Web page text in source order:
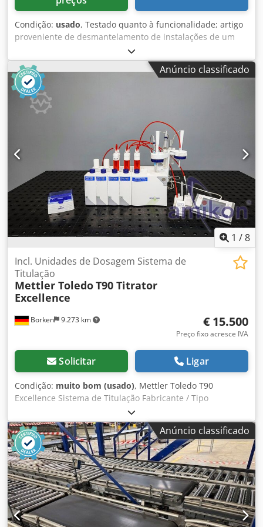
Condição: usado, Testado quanto à funcionalidade; artigo
proveniente de desmantelamento de instalações de um
fornecedor da indústria automóvel. Fabricante: Mettler
Toledo Modelo: IMPGI0015K4-2H-SA Dwedszgbz Hepfx Ab
Ssa Função: Célula de carga de precisão para aplicações
industriais Princípio de medição: Strain gauge (gauge de
deformação) Material: Aço inoxidável Classe de proteção:
IP68 Sinal de saída: Milivolt por Volt (mV/V) Tensão de
alimentação: 5–12 V DC Tipo de ligação: 4 fios Aplicação:
Balanças de plataforma, sistemas de dosagem e
enchimento
Anúncio classificado
1 /8
Borken 9.273 km
Incl. Unidades de Dosagem Sistema de
Titulação
Mettler ToledoT90 Titrator
Excellence
€ 15.500
Preço fixo acresce IVA
Solicitar Ligar
Condição: muito bom (usado), Mettler Toledo T90
Excellence Sistema de Titulação Fabricante / Tipo
Fabricante: Mettler Toledo Modelo: T90 Excellence Tipo de
equipamento: Sistema de titulação automática / Titulador
Fabricado na Suíça Descrição Sistema de titulação
automática usado da série Excellence da Mettler Toledo. O
sistema é adequado para análises laboratoriais, titulações
automáticas, medições de pH, garantia de qualidade, bem
como aplicações em pesquisa, desenvolvimento e análise
industrial. Dados Técnicos Versão do software: 4.0.1
Alimentação: +5 V DC / 2,0 A e 24 V DC / 1,5 A Porta
Ethernet CAN IN / CAN OUT Interfaces COM Entradas
Anúncio classificado